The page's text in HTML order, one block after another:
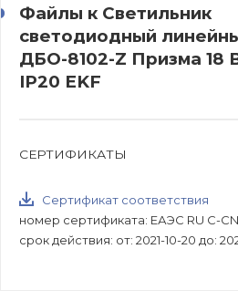
Файлы к Светильник
светодиодный
ДБО-8102-Z Призма 18
IP20 EKF
СЕРТИФИКАТЫ
Сертификат соответствия
номер сертификата: ЕАЭС RU C-
срок действия: от: 2021-10-20 до: